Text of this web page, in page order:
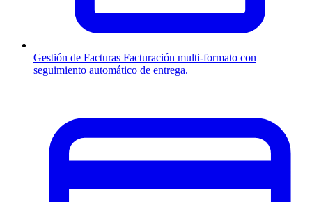
Gestión de Facturas Facturación multi-formato con
seguimiento automático de entrega.